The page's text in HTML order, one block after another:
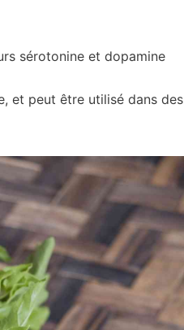
sérotonine et dopamine
et peut être utilisé dans des